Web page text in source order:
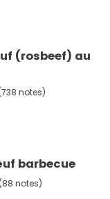
(rosbeef) au
notes)
barbecue
(88 notes)